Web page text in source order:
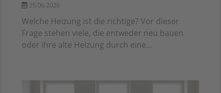
25.06.2026
Welche Heizung ist die richtige? Vor dieser
Frage stehen viele, die entweder neu bauen
oder ihre alte Heizung durch eine...